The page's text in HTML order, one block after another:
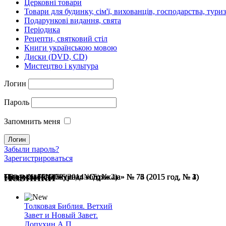
Церковні товари
Товари для будинку, сім'ї, вихованців, господарства,
Подарункові видання, свята
Періодика
Рецепти, святковий стіл
Книги українською мовою
Диски (DVD, CD)
Мистецтво і культура
Логин
Пароль
Запомнить меня
Забыли пароль?
Зарегистрироваться
Отрок № 77 (2015 год, № 5)
Православный журнал «Отрок.ua» № 76 (2015 год, № 4)
Православный журнал «Отрок.ua» № 75 (2015 год, № 3)
Православный журнал «Отрок.ua» № 74 (2015 год, № 2)
Православный журнал «Отрок.ua» № 73 (2015 год, № 1)
«Отрок.ua» № 70 (2014 год, № 4)
«Отрок.ua» № 68 (2014 год, № 2)
НОВИНКИ
Толковая Библия. Ветхий
Завет и Новый Завет.